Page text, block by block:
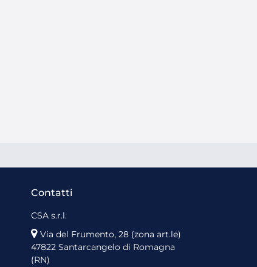
Contatti
CSA s.r.l.
Via del Frumento, 28 (zona art.le)
47822 Santarcangelo di Romagna
(RN)